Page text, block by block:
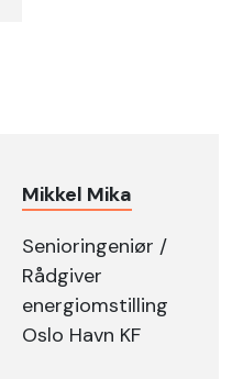
Mikkel Mika
Senioringeniør /
Rådgiver
energiomstilling
Oslo Havn KF